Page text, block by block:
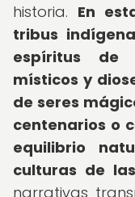
historia. En
tribus
espíritus de
místicos y
de seres
centenarios o
equilibrio
culturas de
narrativas